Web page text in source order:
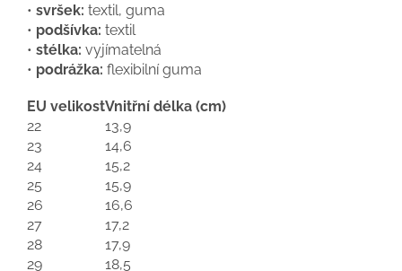
• svršek: textil, guma
• podšívka: textil
• stélka: vyjímatelná
• podrážka: flexibilní guma
EU velikostVnitřní délka (cm)
22
13,9
23
14,6
24
15,2
25
15,9
26
16,6
27
17,2
28
17,9
29
18,5